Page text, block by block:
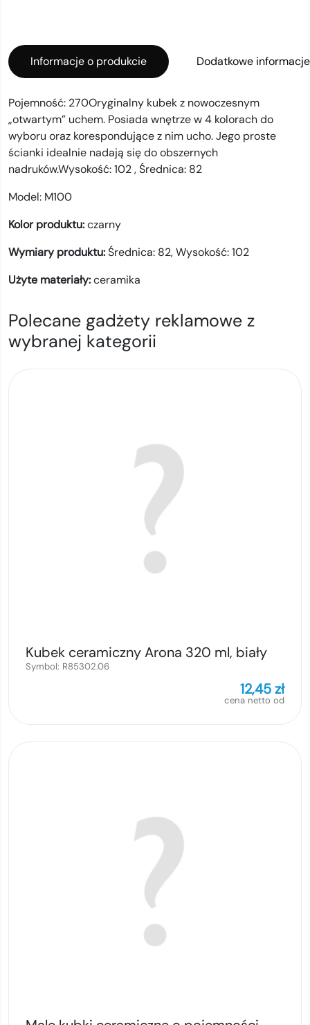
Informacje o produkcie Dodatkowe informacje
Pojemność: 270Oryginalny kubek z nowoczesnym
„otwartym” uchem. Posiada wnętrze w 4 kolorach do
wyboru oraz korespondujące z nim ucho. Jego proste
ścianki idealnie nadają się do obszernych
nadruków.Wysokość: 102 , Średnica: 82
Model: M100
Kolor produktu:czarny
Wymiary produktu:Średnica: 82, Wysokość: 102
Użyte materiały:ceramika
Polecane gadżety reklamowe z
wybranej kategorii
Kubek ceramiczny Arona 320 ml, biały
Symbol: R85302.06
12,45zł
cena netto od